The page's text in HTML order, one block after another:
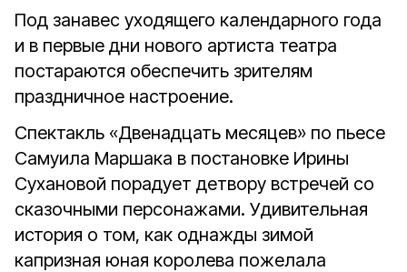
Под занавес уходящего календарного года
и в первые дни нового артиста театра
постараются обеспечить зрителям
праздничное настроение.
Спектакль «Двенадцать месяцев» по пьесе
Самуила Маршака в постановке Ирины
Сухановой порадует детвору встречей со
сказочными персонажами. Удивительная
история о том, как однажды зимой
капризная юная королева пожелала